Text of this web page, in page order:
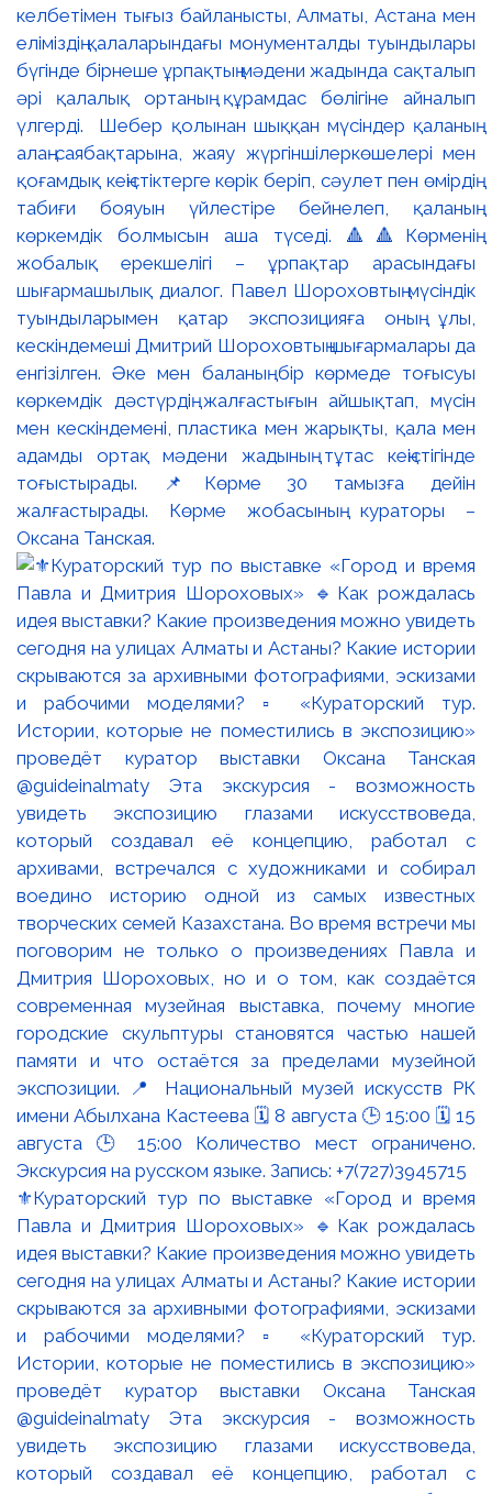
келбетімен тығыз байланысты, Алматы, Астана мен
еліміздің қалаларындағы монументалды туындылары
бүгінде бірнеше ұрпақтың мәдени жадында сақталып
әрі қалалық ортаның құрамдас бөлігіне айналып
үлгерді. Шебер қолынан шыққан мүсіндер қаланың
алаң-саябақтарына, жаяу жүргіншілеркөшелері мен
қоғамдық кеңістіктерге көрік беріп, сәулет пен өмірдің
табиғи бояуын үйлестіре бейнелеп, қаланың
көркемдік болмысын аша түседі. 🔺🔺Көрменің
жобалық ерекшелігі – ұрпақтар арасындағы
шығармашылық диалог. Павел Шороховтың мүсіндік
туындыларымен қатар экспозицияға оның ұлы,
кескіндемеші Дмитрий Шороховтың шығармалары да
енгізілген. Әке мен баланың бір көрмеде тоғысуы
көркемдік дәстүрдің жалғастығын айшықтап, мүсін
мен кескіндемені, пластика мен жарықты, қала мен
адамды ортақ мәдени жадының тұтас кеңістігінде
тоғыстырады. 📌Көрме 30 тамызға дейін
жалғастырады. Көрме жобасының кураторы –
Оксана Танская.
⚜️Кураторский тур по выставке «Город и время
Павла и Дмитрия Шороховых» 🔹Как рождалась
идея выставки? Какие произведения можно увидеть
сегодня на улицах Алматы и Астаны? Какие истории
скрываются за архивными фотографиями, эскизами
и рабочими моделями? ▫️ «Кураторский тур.
Истории, которые не поместились в экспозицию»
проведёт куратор выставки Оксана Танская
@guideinalmaty Эта экскурсия - возможность
увидеть экспозицию глазами искусствоведа,
который создавал её концепцию, работал с